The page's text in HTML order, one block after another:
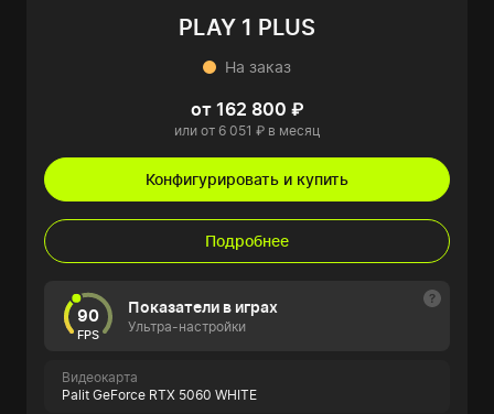
PLAY 1 PLUS
На заказ
от 162 800 ₽
или от 6 051 ₽ в месяц
Конфигурировать и купить
Подробнее
90
FPS
Показатели в играх
Ультра-настройки
Видеокарта
Palit GeForce RTX 5060 WHITE